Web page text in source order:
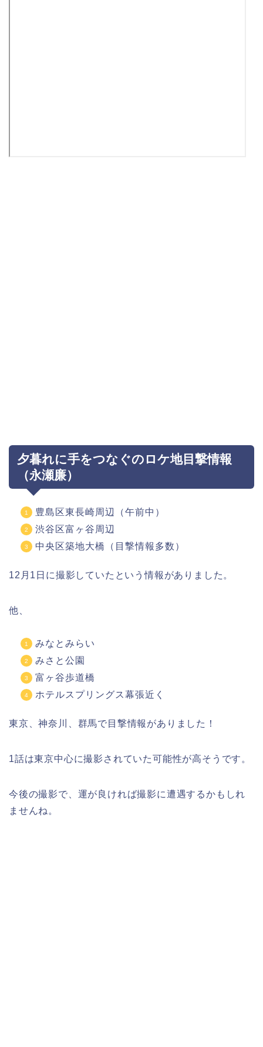
夕暮れに手をつなぐのロケ地目撃情報
（永瀬廉）
豊島区東長崎周辺（午前中）
渋谷区富ヶ谷周辺
中央区築地大橋（目撃情報多数）
12月1日に撮影していたという情報がありました。
他、
みなとみらい
みさと公園
富ヶ谷歩道橋
ホテルスプリングス幕張近く
東京、神奈川、群馬で目撃情報がありました！
1話は東京中心に撮影されていた可能性が高そうです。
今後の撮影で、運が良ければ撮影に遭遇するかもしれ
ませんね。